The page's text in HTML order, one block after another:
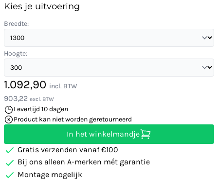
Kies je uitvoering
Breedte:
Hoogte:
1.092,90 incl. BTW
903,22 excl. BTW
Levertijd 10 dagen
Product kan niet worden geretourneerd
In het winkelmandje
Gratis verzenden vanaf €100
Bij ons alleen A-merken mét garantie
Montage mogelijk